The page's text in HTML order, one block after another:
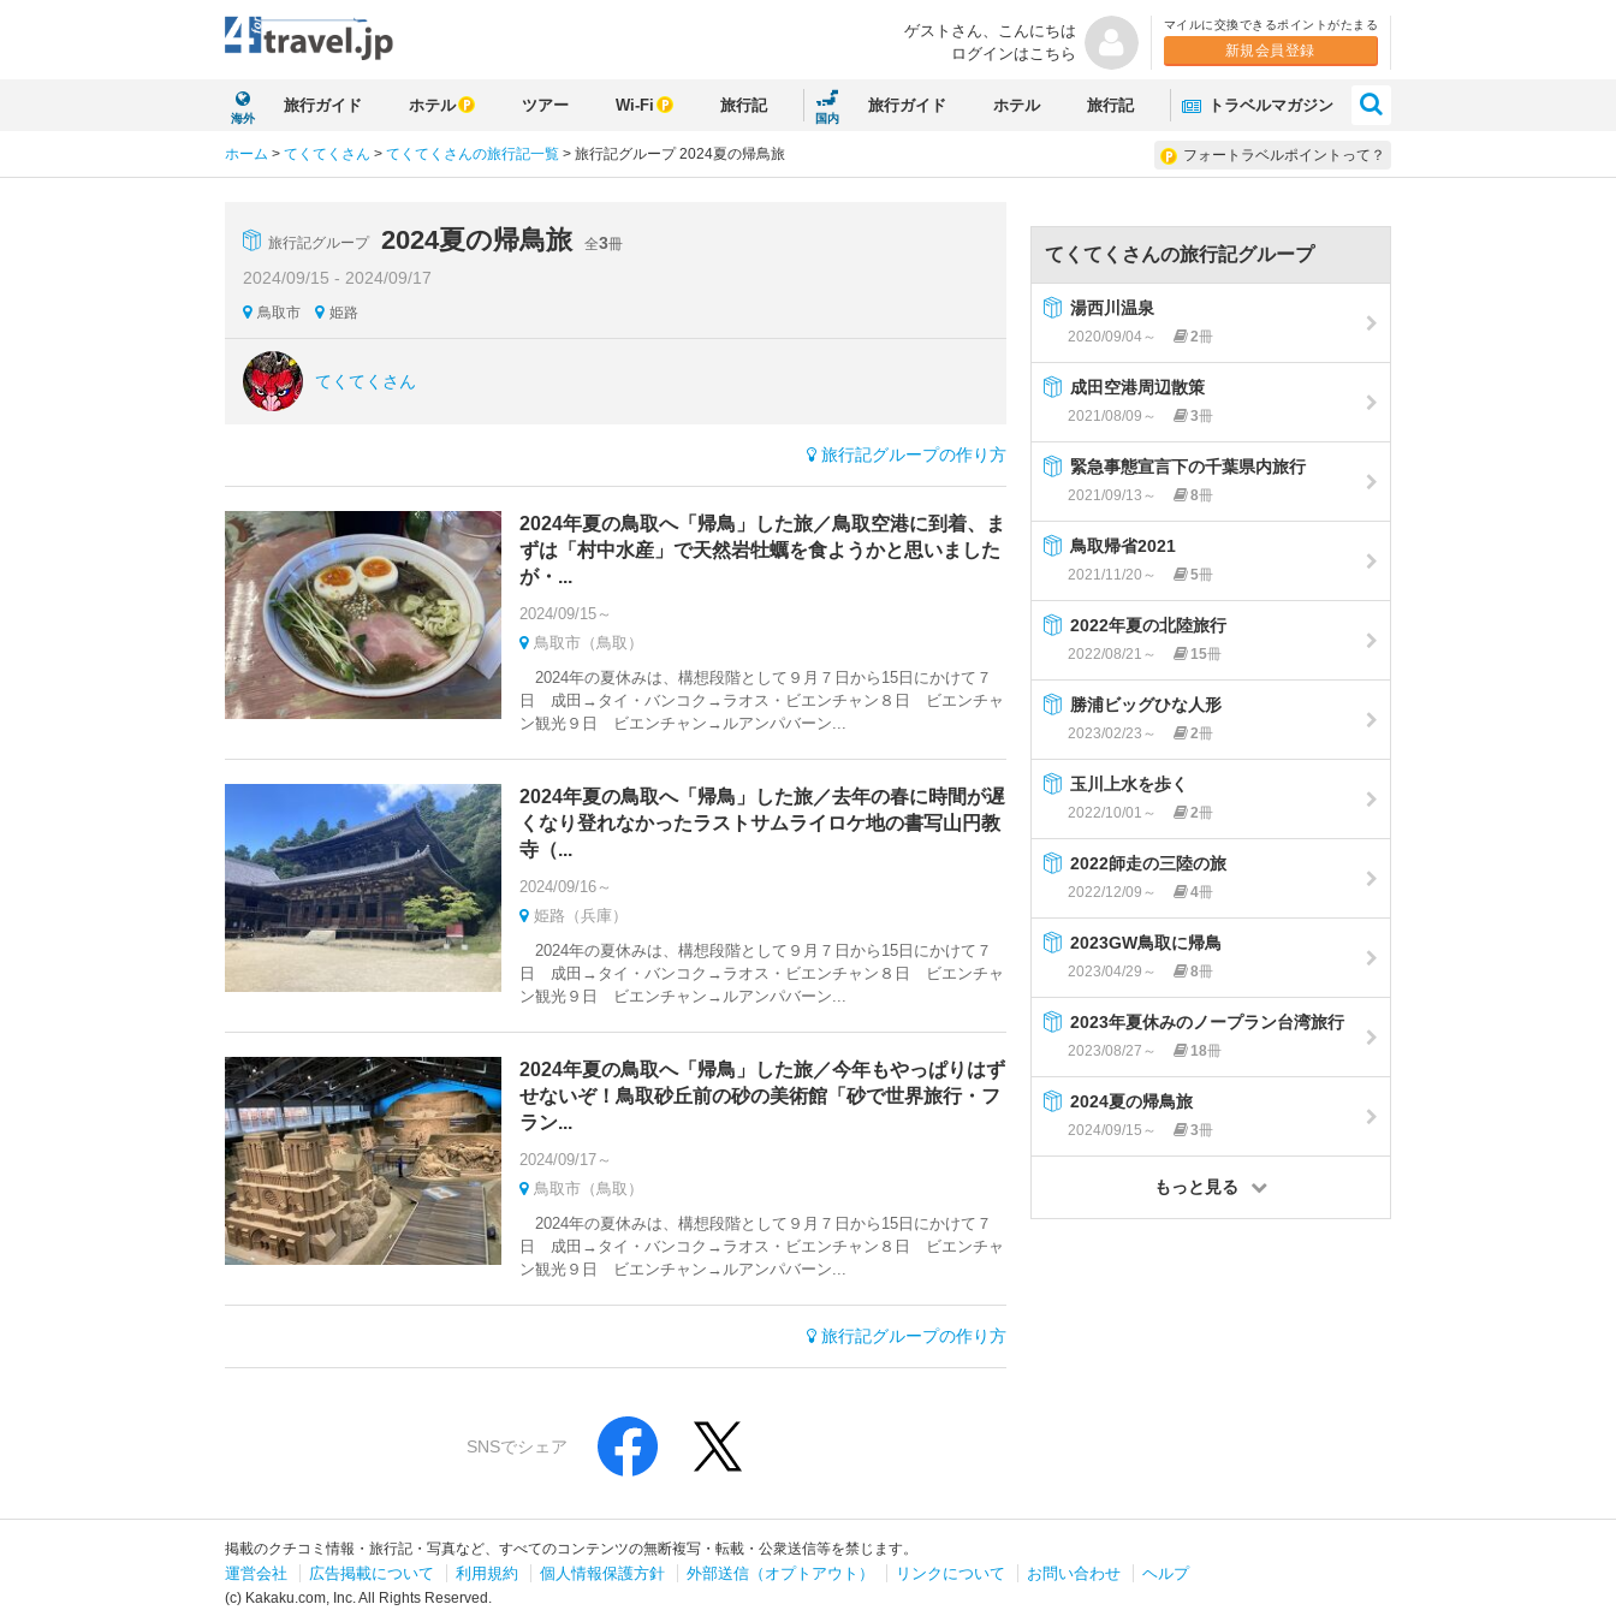
ゲストさん、 こんにちは
ログインはこちら
マイルに交換できるポイントがたまる
新規会員登録
海外
旅行ガイド ホテル ツアー Wi-Fi 旅行記
国内
旅行ガイド ホテル 旅行記 トラベルマガジン
フォートラベルポイントって？
ホーム > てくてくさん > てくてくさんの旅行記一覧 > 旅行記グループ 2024夏の帰鳥旅
旅行記グループ 2024夏の帰鳥旅 全3冊
2024/09/15 - 2024/09/17
鳥取市 姫路
てくてくさん
旅行記グループの作り方
2024年夏の鳥取へ「帰鳥」した旅／鳥取空港に到着、ま
ずは「村中水産」で天然岩牡蠣を食ようかと思いました
が・...
2024/09/15～
鳥取市（鳥取）
2024年の夏休みは、構想段階として９月７日から15日にかけて７
日 成田→タイ・バンコク→ラオス・ビエンチャン８日 ビエンチャ
ン観光９日 ビエンチャン→ルアンパバーン...
2024年夏の鳥取へ「帰鳥」した旅／去年の春に時間が遅
くなり登れなかったラストサムライロケ地の書写山円教
寺（...
2024/09/16～
姫路（兵庫）
2024年の夏休みは、構想段階として９月７日から15日にかけて７
日 成田→タイ・バンコク→ラオス・ビエンチャン８日 ビエンチャ
ン観光９日 ビエンチャン→ルアンパバーン...
2024年夏の鳥取へ「帰鳥」した旅／今年もやっぱりはず
せないぞ！鳥取砂丘前の砂の美術館「砂で世界旅行・フ
ラン...
2024/09/17～
鳥取市（鳥取）
2024年の夏休みは、構想段階として９月７日から15日にかけて７
日 成田→タイ・バンコク→ラオス・ビエンチャン８日 ビエンチャ
ン観光９日 ビエンチャン→ルアンパバーン...
旅行記グループの作り方
SNSでシェア
てくてくさんの旅行記グループ
湯西川温泉
2020/09/04～ 2冊
成田空港周辺散策
2021/08/09～ 3冊
緊急事態宣言下の千葉県内旅行
2021/09/13～ 8冊
鳥取帰省2021
2021/11/20～ 5冊
2022年夏の北陸旅行
2022/08/21～ 15冊
勝浦ビッグひな人形
2023/02/23～ 2冊
玉川上水を歩く
2022/10/01～ 2冊
2022師走の三陸の旅
2022/12/09～ 4冊
2023GW鳥取に帰鳥
2023/04/29～ 8冊
2023年夏休みのノープラン台湾旅行
2023/08/27～ 18冊
2024夏の帰鳥旅
2024/09/15～ 3冊
もっと見る
掲載のクチコミ情報・旅行記・写真など、すべてのコンテンツの無断複写・転載・公衆送信等を禁じます。
運営会社 広告掲載について 利用規約 個人情報保護方針 外部送信（オプトアウト） リンクについて お問い合わせ ヘルプ
(c) Kakaku.com, Inc. All Rights Reserved.